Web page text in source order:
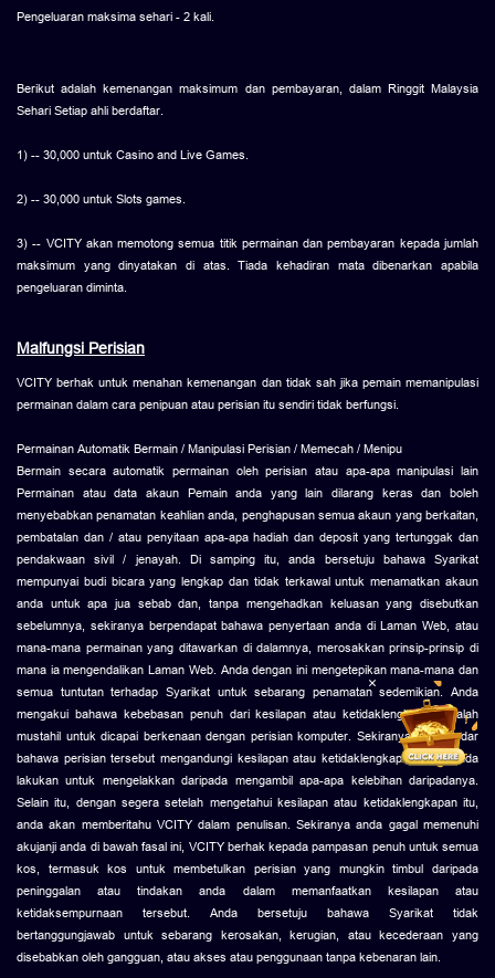
Pengeluaran maksima sehari - 2 kali.
Berikut adalah kemenangan maksimum dan pembayaran, dalam Ringgit Malaysia
Sehari Setiap ahli berdaftar.
1) -- 30,000 untuk Casino and Live Games.
2) -- 30,000 untuk Slots games.
3) -- VCITY akan memotong semua titik permainan dan pembayaran kepada jumlah
maksimum yang dinyatakan di atas. Tiada kehadiran mata dibenarkan apabila
pengeluaran diminta.
Malfungsi Perisian
VCITY berhak untuk menahan kemenangan dan tidak sah jika pemain memanipulasi
permainan dalam cara penipuan atau perisian itu sendiri tidak berfungsi.
Permainan Automatik Bermain / Manipulasi Perisian / Memecah / Menipu
Bermain secara automatik permainan oleh perisian atau apa-apa manipulasi lain
Permainan atau data akaun Pemain anda yang lain dilarang keras dan boleh
menyebabkan penamatan keahlian anda, penghapusan semua akaun yang berkaitan,
pembatalan dan / atau penyitaan apa-apa hadiah dan deposit yang tertunggak dan
pendakwaan sivil / jenayah. Di samping itu, anda bersetuju bahawa Syarikat
mempunyai budi bicara yang lengkap dan tidak terkawal untuk menamatkan akaun
anda untuk apa jua sebab dan, tanpa mengehadkan keluasan yang disebutkan
sebelumnya, sekiranya berpendapat bahawa penyertaan anda di Laman Web, atau
mana-mana permainan yang ditawarkan di dalamnya, merosakkan prinsip-prinsip di
mana ia mengendalikan Laman Web. Anda dengan ini mengetepikan mana-mana dan
semua tuntutan terhadap Syarikat untuk sebarang penamatan sedemikian. Anda
mengakui bahawa kebebasan penuh dari kesilapan atau ketidaklengkapan adalah
mustahil untuk dicapai berkenaan dengan perisian komputer. Sekiranya anda sedar
bahawa perisian tersebut mengandungi kesilapan atau ketidaklengkapan yang anda
lakukan untuk mengelakkan daripada mengambil apa-apa kelebihan daripadanya.
Selain itu, dengan segera setelah mengetahui kesilapan atau ketidaklengkapan itu,
anda akan memberitahu VCITY dalam penulisan. Sekiranya anda gagal memenuhi
akujanji anda di bawah fasal ini, VCITY berhak kepada pampasan penuh untuk semua
kos, termasuk kos untuk membetulkan perisian yang mungkin timbul daripada
peninggalan atau tindakan anda dalam memanfaatkan kesilapan atau
ketidaksempurnaan tersebut. Anda bersetuju bahawa Syarikat tidak
bertanggungjawab untuk sebarang kerosakan, kerugian, atau kecederaan yang
disebabkan oleh gangguan, atau akses atau penggunaan tanpa kebenaran lain.
×